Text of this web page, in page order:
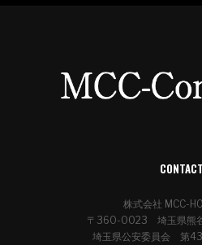
CONTACT
株式会社 MCC-
〒360-0023 埼玉県熊
埼玉県公安委員会 第